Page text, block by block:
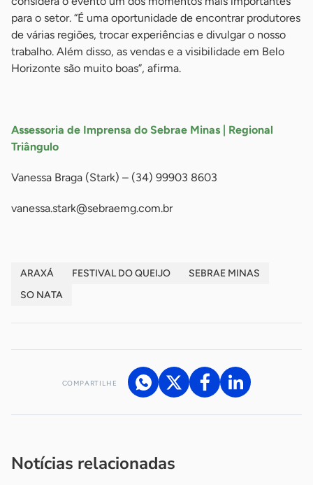
para o setor. “É uma oportunidade de encontrar produtores
de várias regiões, trocar experiências e divulgar o nosso
trabalho. Além disso, as vendas e a visibilidade em Belo
Horizonte são muito boas”, afirma.
Assessoria de Imprensa do Sebrae Minas | Regional
Triângulo
Vanessa Braga (Stark) – (34) 99903 8603
vanessa.stark@sebraemg.com.br
ARAXÁ FESTIVAL DO QUEIJO
SEBRAE MINAS
SO NATA
COMPARTILHE
Notícias relacionadas